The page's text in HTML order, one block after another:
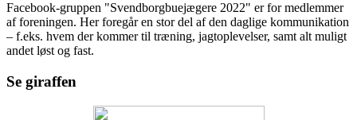
Facebook-gruppen "Svendborgbuejægere 2022" er for medlemmer
af foreningen. Her foregår en stor del af den daglige kommunikation
– f.eks. hvem der kommer til træning, jagtoplevelser, samt alt muligt
andet løst og fast.
Se giraffen